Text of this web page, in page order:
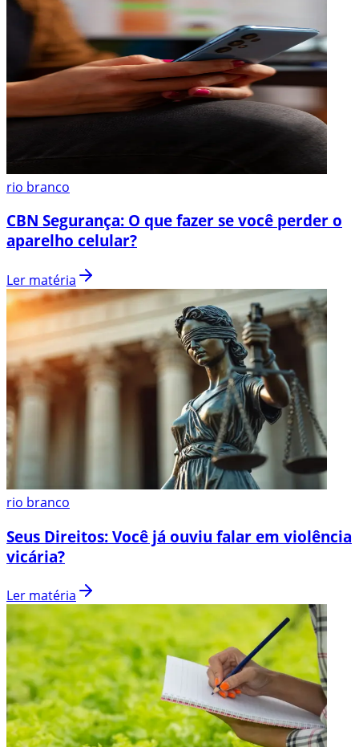
rio branco
CBN Segurança: O que fazer se você perder o
aparelho celular?
Ler matéria
rio branco
Seus Direitos: Você já ouviu falar em violência
vicária?
Ler matéria